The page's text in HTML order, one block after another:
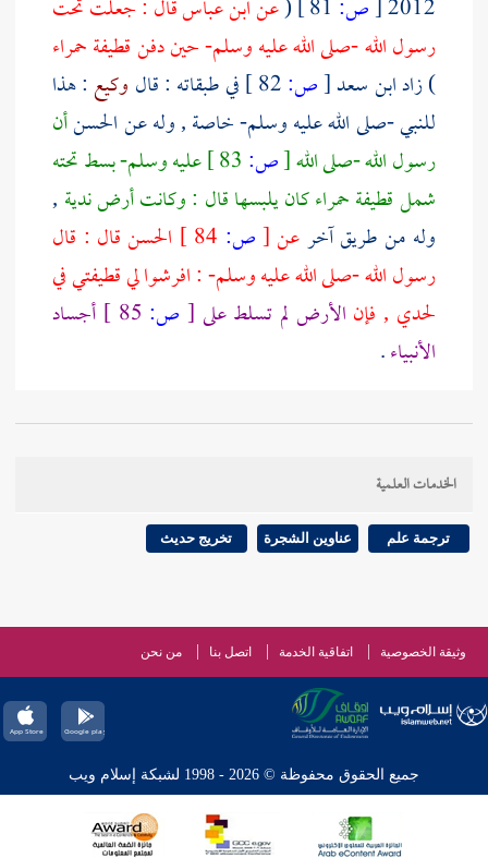
2012
[ص: (عنابن عباسقال : جعلت تحت
رسول الله -صلى الله عليه وسلم- حين دفن قطيفة حمراء
) زادابن سعد[ص: في طبقاته : قال وكيع : هذا
للنبي -صلى الله عليه وسلم- خاصة , وله عنالحسنأن
رسول الله -صلى الله[ص:
عليه وسلم- بسط تحته
شمل قطيفة حمراء كان يلبسها قال : وكانت أرض ندية ,
وله من طريق آخرعن[ص: الحسنقال : قال
رسول الله -صلى الله عليه وسلم- : افرشوا لي قطيفتي في
لحدي , فإن الأرض لم تسلط على [ ص:
أجساد
الأنبياء.
الخدمات العلمية
ترجمة علم عناوين الشجرة تخريج حديث
وثيقة الخصوصية اتفاقية الخدمة اتصل بنا من نحن
جميع الحقوق محفوظة © 2026 - 1998 لشبكة إسلام ويب